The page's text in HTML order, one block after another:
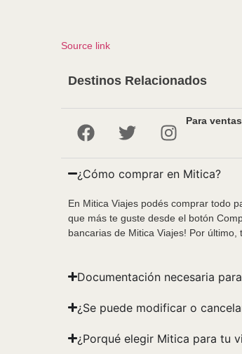
Source link
Destinos Relacionados
Para ventas
¿Cómo comprar en Mitica?
En Mitica Viajes podés comprar todo
que más te guste desde el botón
bancarias de Mitica Viajes! Por
Documentación necesaria
¿Se puede modificar o
¿Porqué elegir Mitica para tu